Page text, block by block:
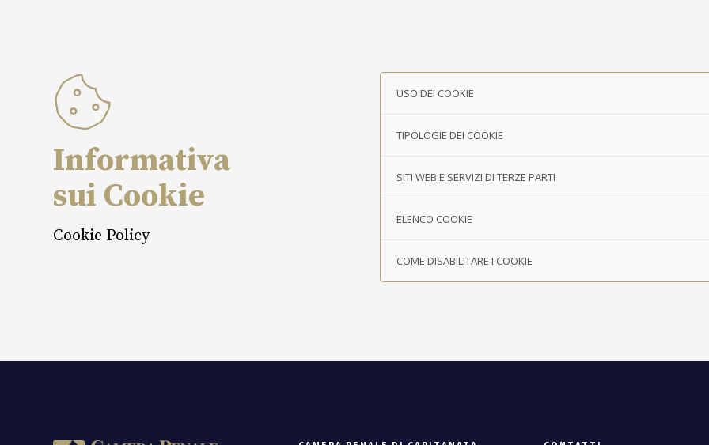
Informativa
sui Cookie
Cookie Policy
USO DEI COOKIE
TIPOLOGIE DEI COOKIE
SITI WEB E SERVIZI DI TERZE PARTI
ELENCO COOKIE
COME DISABILITARE I COOKIE